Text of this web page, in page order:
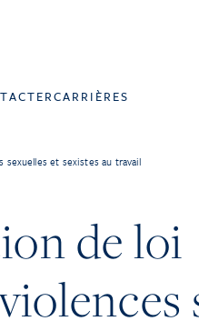
CARRIÈRES
et sexistes au travail
de loi